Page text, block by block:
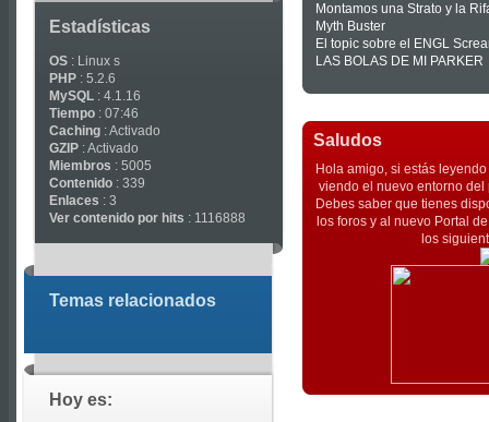
Estadísticas
OS : Linux s
PHP : 5.2.6
MySQL : 4.1.16
Tiempo : 07:46
Caching : Activado
GZIP : Activado
Miembros : 5005
Contenido : 339
Enlaces : 3
Ver contenido por hits : 1116888
Temas relacionados
Hoy es:
Montamos una Strato y la
Myth Buster
El topic sobre el ENGL
LAS BOLAS DE MI PARKER
Saludos
Hola amigo, si estás
viendo el nuevo entorno
Debes saber que tienes
los foros y al nuevo Portal
los